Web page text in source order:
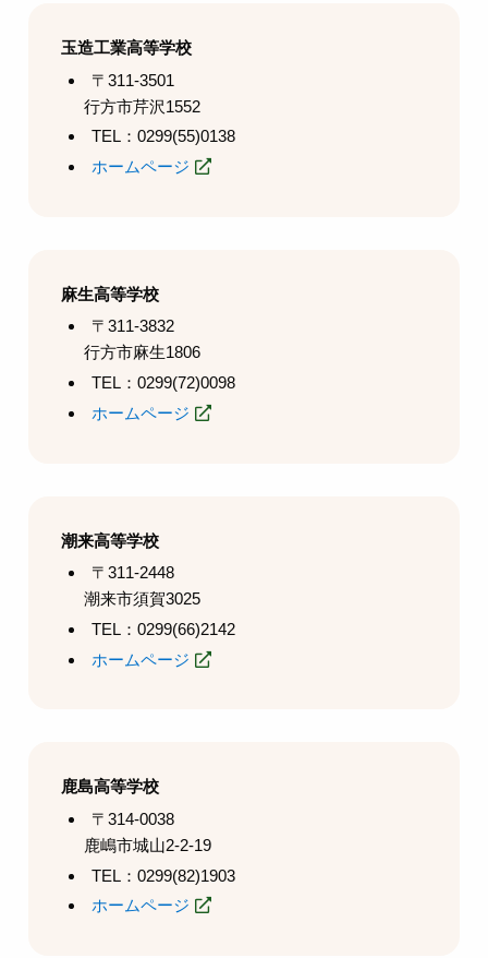
玉造工業高等学校
〒311-3501
行方市芹沢1552
TEL：0299(55)0138
ホームページ
麻生高等学校
〒311-3832
行方市麻生1806
TEL：0299(72)0098
ホームページ
潮来高等学校
〒311-2448
潮来市須賀3025
TEL：0299(66)2142
ホームページ
鹿島高等学校
〒314-0038
鹿嶋市城山2-2-19
TEL：0299(82)1903
ホームページ